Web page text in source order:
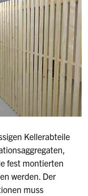
Kellerabteile
fest montierten
werden. Der
muss